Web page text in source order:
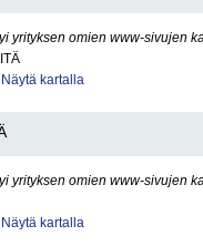
yrityksen omien www-sivujen
Näytä kartalla
yrityksen omien www-sivujen
Näytä kartalla